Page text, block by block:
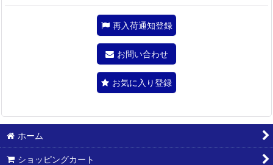
再入荷通知登録
お問い合わせ
お気に入り登録
ホーム
ショッピングカート